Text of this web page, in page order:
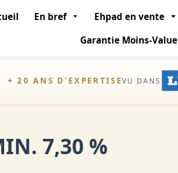
En bref Ehpad en vente
Garantie Moins-Value
+ 20 ANS D'EXPERTISEVU DANS
7,30 %